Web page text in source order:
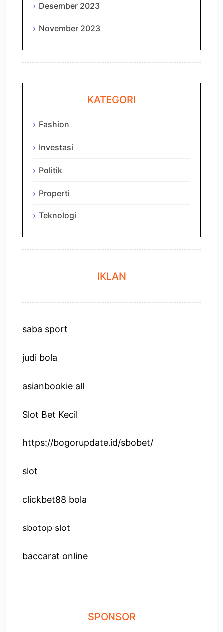
Desember 2023
November 2023
KATEGORI
Fashion
Investasi
Politik
Properti
Teknologi
IKLAN
saba sport
judi bola
asianbookie all
Slot Bet Kecil
https://bogorupdate.id/sbobet/
slot
clickbet88 bola
sbotop slot
baccarat online
SPONSOR